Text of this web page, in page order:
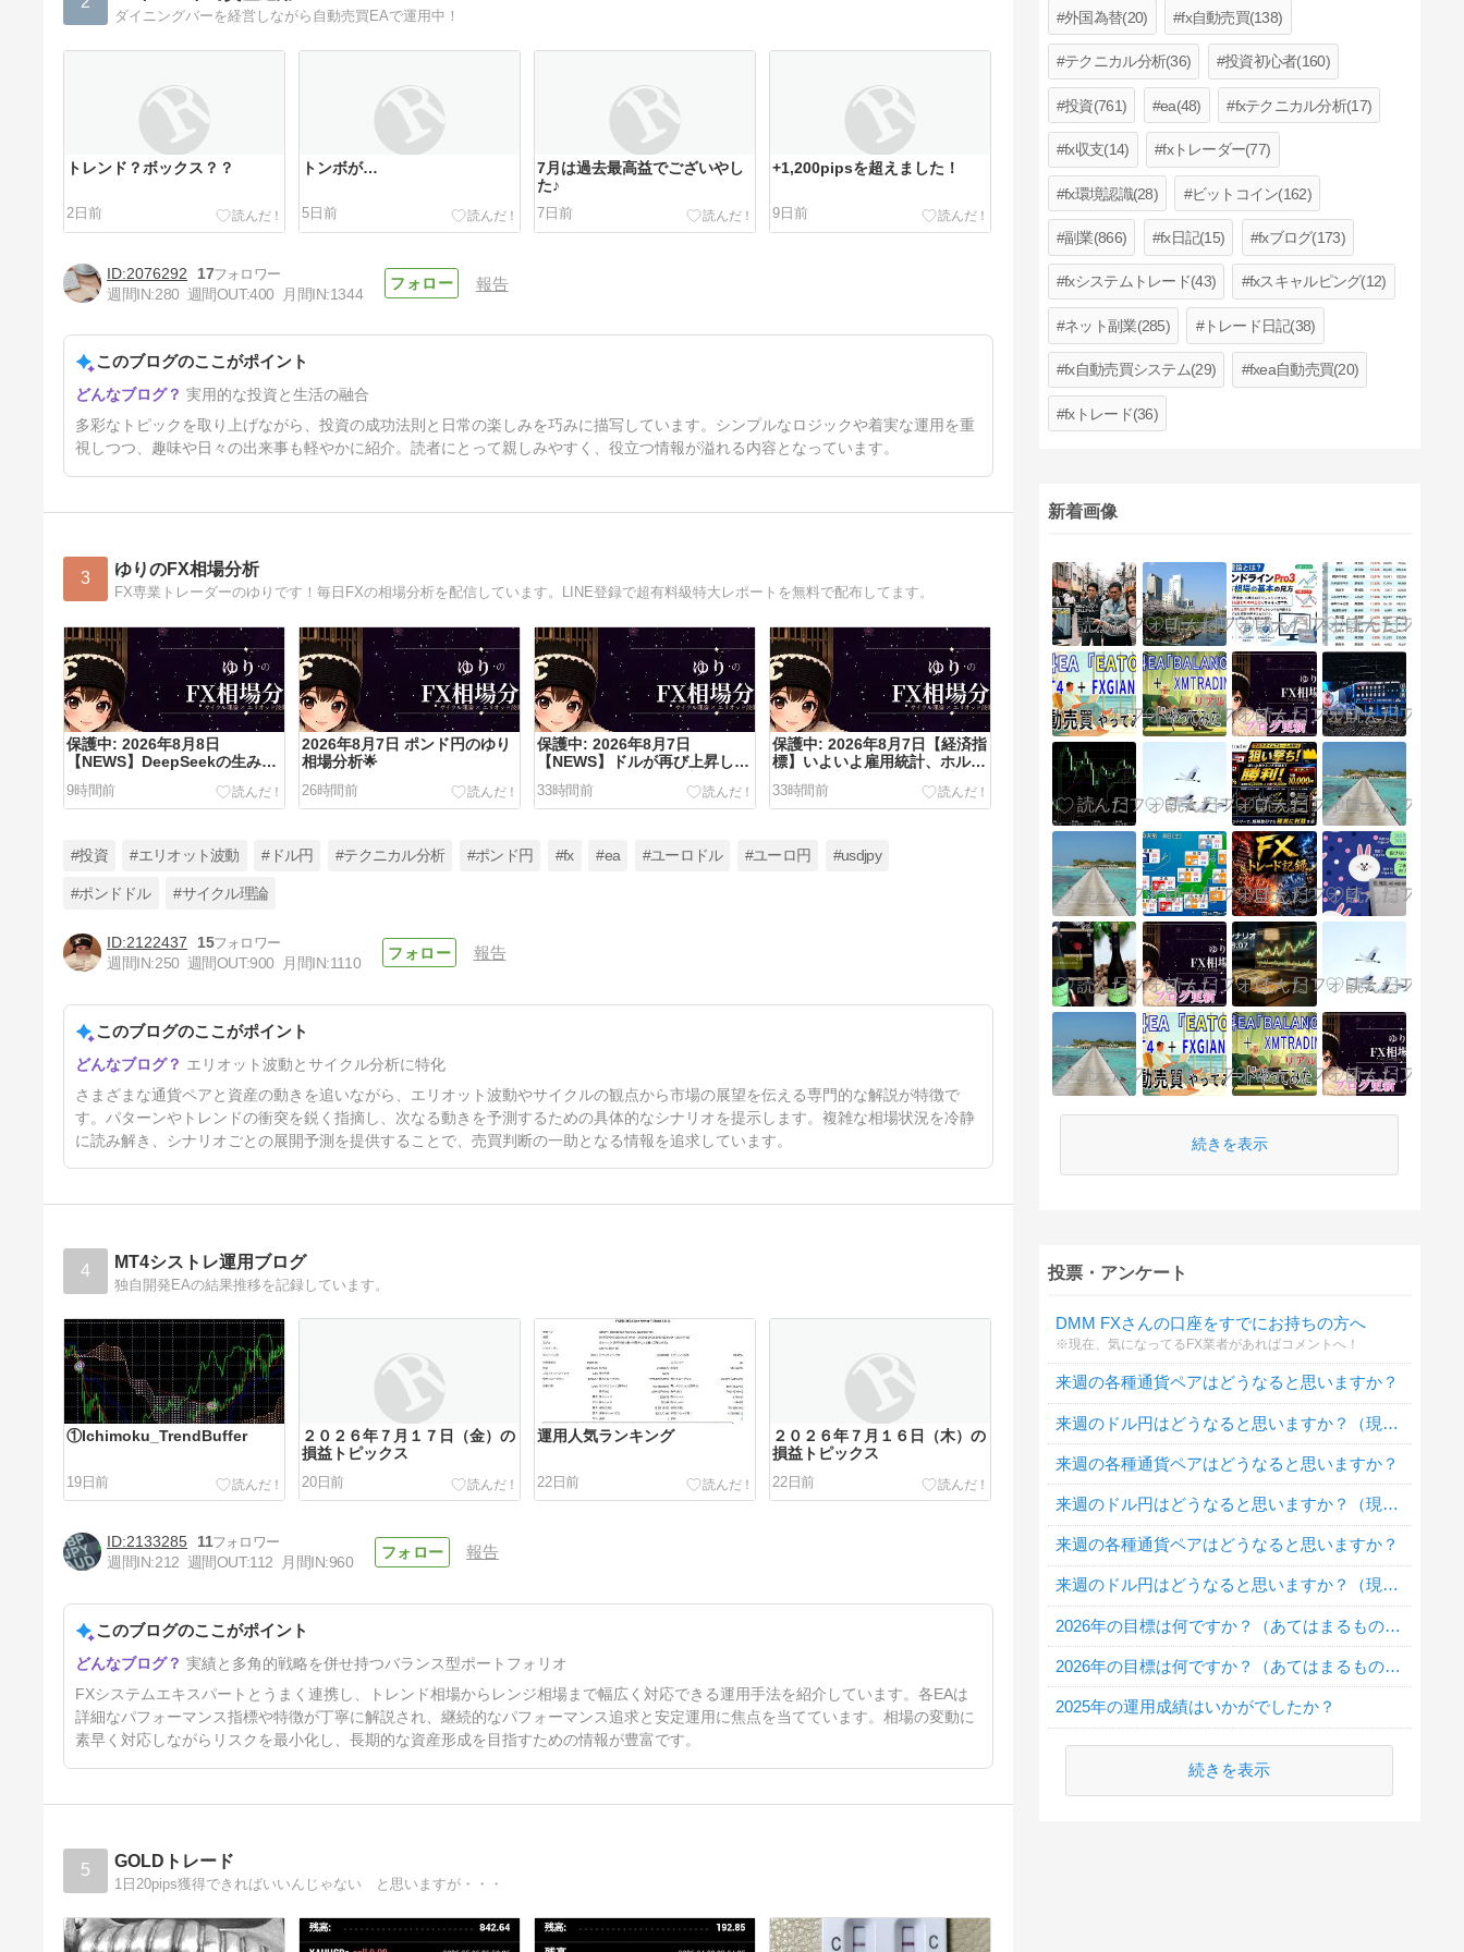
ダイニングバーを経営しながら自動売買EAで運用中！
トレンド？ボックス？？
2日前
トンボが…
5日前
7月は過去最高益でございやし
た♪
7日前
+1,200pipsを超えました！
9日前
気をつけよｗ
11日前
2076292
17
週間IN:280 週間OUT:400 月間IN:1344
報告
このブログのここがポイント
実用的な投資と生活の融合
多彩なトピックを取り上げながら、投資の成功法則と日常の楽しみを巧みに描写しています。シンプルなロジックや着実な運用を重
視しつつ、趣味や日々の出来事も軽やかに紹介。読者にとって親しみやすく、役立つ情報が溢れる内容となっています。
3 ゆりのFX相場分析
FX専業トレーダーのゆりです！毎日FXの相場分析を配信しています。LINE登録で超有料級特大レポートを無料で配布してます。
保護中: 2026年8月8日
【NEWS】DeepSeekの生みの
た。この皮肉な現実が物語るこ
と
9時間前
2026年8月7日 ポンド円のゆり
相場分析🌟
26時間前
保護中: 2026年8月7日
【NEWS】ドルが再び上昇し
ーシュ議長の「利上げ用意」報
道が、二重の追い風に
33時間前
保護中: 2026年8月7日【経済指
標】いよいよ雇用統計、ホルム
ます
33時間前
2026年8月6日 米ドル円のゆり
相場分析🌟
#投資 #エリオット波動 #ドル円 #テクニカル分析 #ポンド円 #fx #ea #ユーロドル #ユーロ円 #usdjpy
#ポンドドル #サイクル理論
2122437
15
週間IN:250 週間OUT:900 月間IN:1110
報告
このブログのここがポイント
エリオット波動とサイクル分析に特化
さまざまな通貨ペアと資産の動きを追いながら、エリオット波動やサイクルの観点から市場の展望を伝える専門的な解説が特徴で
す。パターンやトレンドの衝突を鋭く指摘し、次なる動きを予測するための具体的なシナリオを提示します。複雑な相場状況を冷静
に読み解き、シナリオごとの展開予測を提供することで、売買判断の一助となる情報を追求しています。
4 MT4シストレ運用ブログ
独自開発EAの結果推移を記録しています。
①Ichimoku_TrendBuffer
19日前
２０２６年７月１７日（金）の
損益トピックス
20日前
運用人気ランキング
22日前
２０２６年７月１６日（木）の
損益トピックス
22日前
⑥HeikinAshi_OffsetBrain
23日前
2133285
11
週間IN:212 週間OUT:112 月間IN:960
報告
このブログのここがポイント
実績と多角的戦略を併せ持つバランス型ポートフォリオ
FXシステムエキスパートとうまく連携し、トレンド相場からレンジ相場まで幅広く対応できる運用手法を紹介しています。各EAは
詳細なパフォーマンス指標や特徴が丁寧に解説され、継続的なパフォーマンス追求と安定運用に焦点を当てています。相場の変動に
素早く対応しながらリスクを最小化し、長期的な資産形成を目指すための情報が豊富です。
5 GOLDトレード
1日20pips獲得できればいいんじゃない と思いますが・・・
外国為替(20) fx自動売買(138)
テクニカル分析(36) 投資初心者(160)
投資(761) ea(48) fxテクニカル分析(17)
fx収支(14) fxトレーダー(77)
fx環境認識(28) ビットコイン(162)
副業(866) fx日記(15) fxブログ(173)
fxシステムトレード(43) fxスキャルピング(12)
ネット副業(285) トレード日記(38)
fx自動売買システム(29) fxea自動売買(20)
fxトレード(36)
新着画像
続きを表示
投票・アンケート
DMM FXさんの口座をすでにお持ちの方へ
※現在、気になってるFX業者があればコメントへ！
来週の各種通貨ペアはどうなると思いますか？
来週のドル円はどうなると思いますか？（現在１ドル１５２．７円）
来週の各種通貨ペアはどうなると思いますか？
来週のドル円はどうなると思いますか？（現在１ドル１５７．１円）
来週の各種通貨ペアはどうなると思いますか？
来週のドル円はどうなると思いますか？（現在１ドル１５４．７円）
2026年の目標は何ですか？（あてはまるもの全てにチェックしてね）
2026年の目標は何ですか？（あてはまるもの全てにチェックしてね）
2025年の運用成績はいかがでしたか？
続きを表示